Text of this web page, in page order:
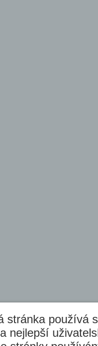
stránka používá
nejlepší